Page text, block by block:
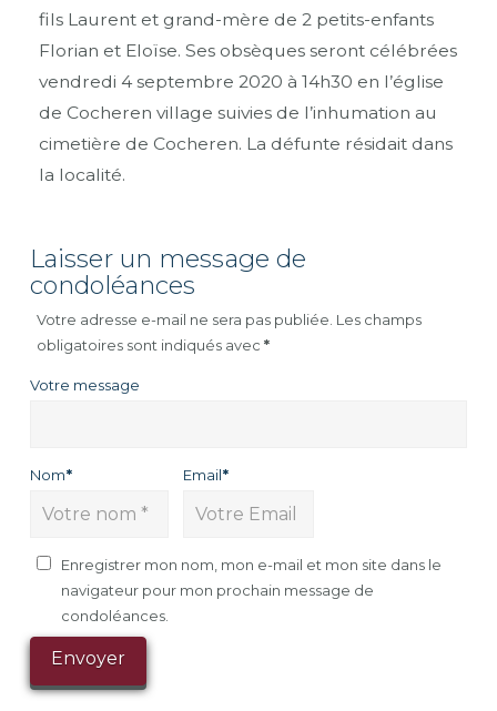
fils Laurent et grand-mère de 2 petits-enfants
Florian et Eloïse. Ses obsèques seront célébrées
vendredi 4 septembre 2020 à 14h30 en l’église
de Cocheren village suivies de l’inhumation au
cimetière de Cocheren. La défunte résidait dans
la localité.
Laisser un message de
condoléances
Votre adresse e-mail ne sera pas publiée. Les champs
obligatoires sont indiqués avec*
Votre message
Nom* Email*
Enregistrer mon nom, mon e-mail et mon site dans le
navigateur pour mon prochain message de
condoléances.